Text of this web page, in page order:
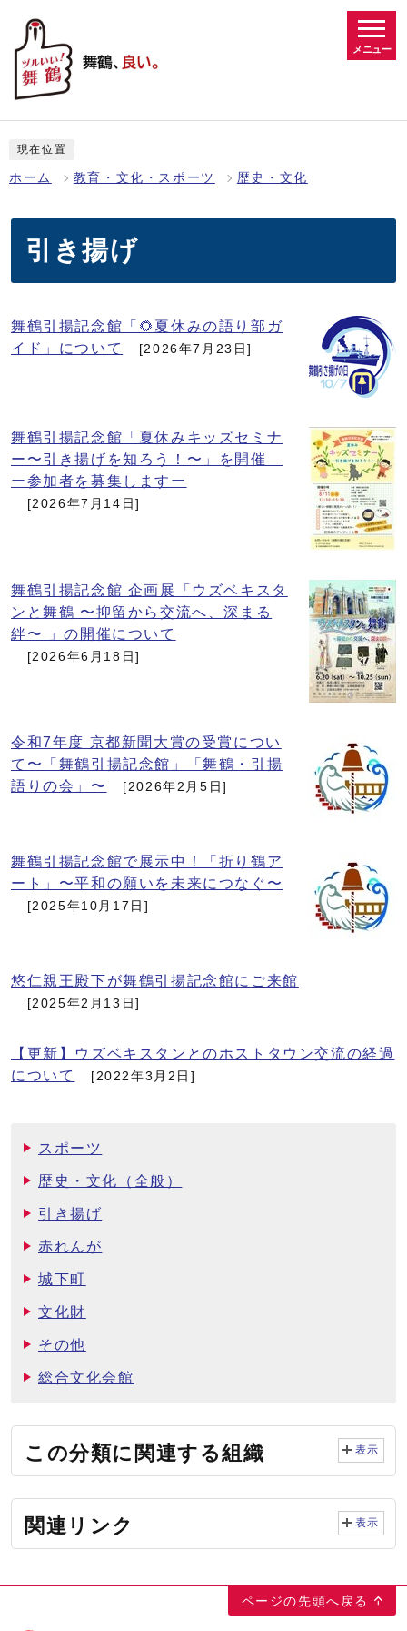
メニュー
現在位置
ホーム 教育・文化・スポーツ 歴史・文化
引き揚げ
舞鶴引揚記念館「🌻夏休みの語り部ガ
イド」について
[2026年7月23日]
舞鶴引揚記念館「夏休みキッズセミナ
ー〜引き揚げを知ろう！〜」を開催
ー参加者を募集しますー
[2026年7月14日]
舞鶴引揚記念館 企画展「ウズベキスタ
ンと舞鶴 〜抑留から交流へ、深まる
絆〜 」の開催について
[2026年6月18日]
令和7年度 京都新聞大賞の受賞につい
て〜「舞鶴引揚記念館」「舞鶴・引揚
語りの会」〜
[2026年2月5日]
舞鶴引揚記念館で展示中！「折り鶴ア
ート」〜平和の願いを未来につなぐ〜
[2025年10月17日]
悠仁親王殿下が舞鶴引揚記念館にご来館
[2025年2月13日]
【更新】ウズベキスタンとのホストタウン交流の経過
について
[2022年3月2日]
スポーツ
歴史・文化（全般）
引き揚げ
赤れんが
城下町
文化財
その他
総合文化会館
この分類に関連する組織 表示
関連リンク 表示
ページの先頭へ戻る